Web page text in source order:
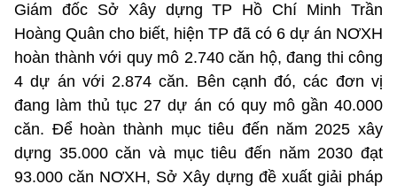
Giám đốc Sở Xây dựng TP Hồ Chí Minh Trần
Hoàng Quân cho biết, hiện TP đã có 6 dự án NƠXH
hoàn thành với quy mô 2.740 căn hộ, đang thi công
4 dự án với 2.874 căn. Bên cạnh đó, các đơn vị
đang làm thủ tục 27 dự án có quy mô gần 40.000
căn. Để hoàn thành mục tiêu đến năm 2025 xây
dựng 35.000 căn và mục tiêu đến năm 2030 đạt
93.000 căn NƠXH, Sở Xây dựng đề xuất giải pháp